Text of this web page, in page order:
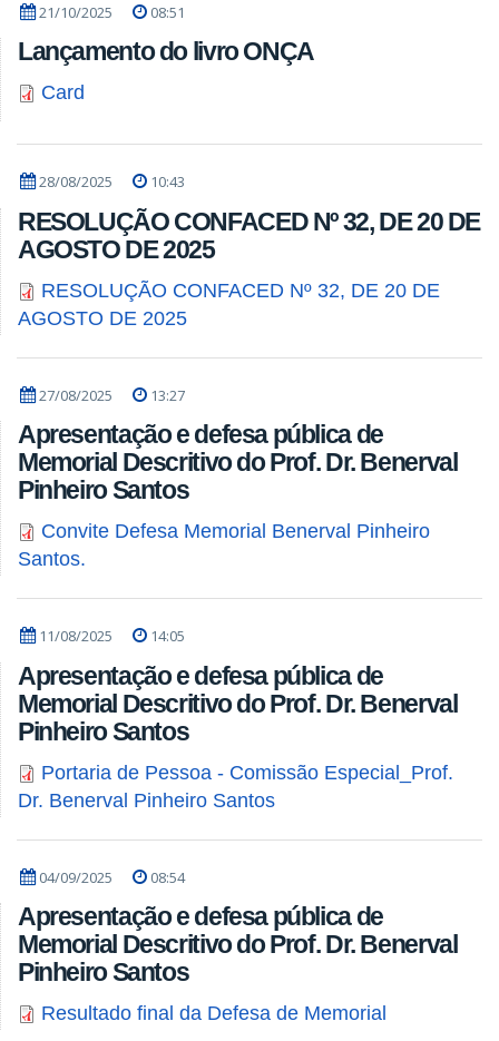
21/10/2025 08:51
Lançamento do livro ONÇA
Card
28/08/2025 10:43
RESOLUÇÃO CONFACED Nº 32, DE 20 DE
AGOSTO DE 2025
RESOLUÇÃO CONFACED Nº 32, DE 20 DE
AGOSTO DE 2025
27/08/2025 13:27
Apresentação e defesa pública de
Memorial Descritivo do Prof. Dr. Benerval
Pinheiro Santos
Convite Defesa Memorial Benerval Pinheiro
Santos.
11/08/2025 14:05
Apresentação e defesa pública de
Memorial Descritivo do Prof. Dr. Benerval
Pinheiro Santos
Portaria de Pessoa - Comissão Especial_Prof.
Dr. Benerval Pinheiro Santos
04/09/2025 08:54
Apresentação e defesa pública de
Memorial Descritivo do Prof. Dr. Benerval
Pinheiro Santos
Resultado final da Defesa de Memorial